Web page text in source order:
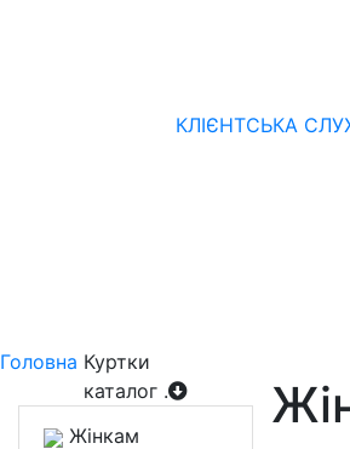
КЛІЄНТСЬКА
Головна Куртки
каталог .
Жінкам